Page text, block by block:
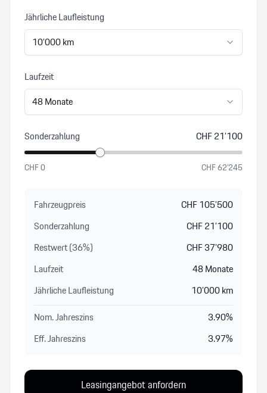
Geschäftszeiten für Sie geöffnet. Bei Probefahrten mit
Gebrauchtwagen fällt eine Gebühr von CHF 250.- an, die bei
Kauf verrechnet wird. Entdecken Sie weitere spannende
Angebote und Informationen auf unserer Webseite:
www.porsche-aargau.ch
Jährliche Laufleistung
10’000km
Laufzeit
48Monate
Sonderzahlung CHF21’100
CHF0 CHF62’245
Fahrzeugpreis CHF105’500
Sonderzahlung
CHF21’100
Restwert (36%) CHF37’980
Laufzeit
48Monate
Jährliche Laufleistung
10’000km
Nom. Jahreszins
3.90%
Eff. Jahreszins
3.97%
Leasingangebot anfordern